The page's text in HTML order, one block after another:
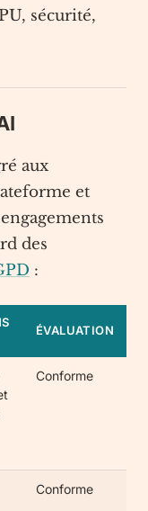
sécurité,
aux
et
des
:
ÉVALUATION
Conforme
Conforme